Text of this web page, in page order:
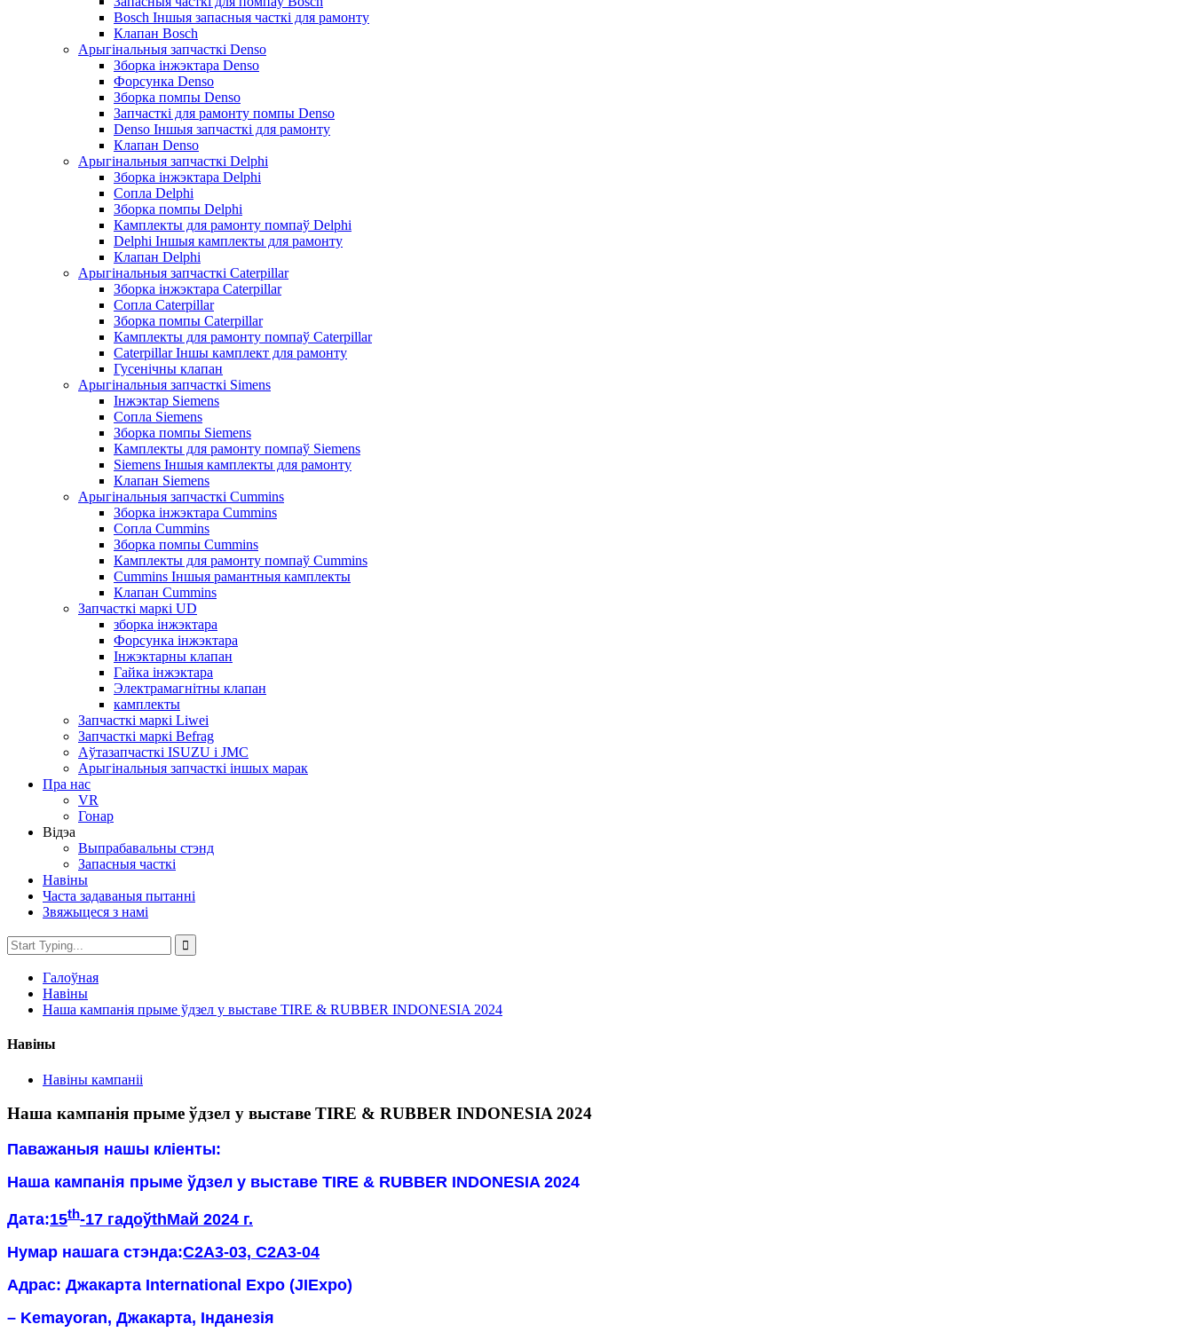
Bosch Іншыя запасныя часткі для рамонту
Клапан Bosch
Арыгінальныя запчасткі Denso
Зборка інжэктара Denso
Форсунка Denso
Зборка помпы Denso
Запчасткі для рамонту помпы Denso
Denso Іншыя запчасткі для рамонту
Клапан Denso
Арыгінальныя запчасткі Delphi
Зборка інжэктара Delphi
Сопла Delphi
Зборка помпы Delphi
Камплекты для рамонту помпаў Delphi
Delphi Іншыя камплекты для рамонту
Клапан Delphi
Арыгінальныя запчасткі Caterpillar
Зборка інжэктара Caterpillar
Сопла Caterpillar
Зборка помпы Caterpillar
Камплекты для рамонту помпаў Caterpillar
Caterpillar Іншы камплект для рамонту
Гусенічны клапан
Арыгінальныя запчасткі Simens
Інжэктар Siemens
Сопла Siemens
Зборка помпы Siemens
Камплекты для рамонту помпаў Siemens
Siemens Іншыя камплекты для рамонту
Клапан Siemens
Арыгінальныя запчасткі Cummins
Зборка інжэктара Cummins
Сопла Cummins
Зборка помпы Cummins
Камплекты для рамонту помпаў Cummins
Cummins Іншыя рамантныя камплекты
Клапан Cummins
Запчасткі маркі UD
зборка інжэктара
Форсунка інжэктара
Інжэктарны клапан
Гайка інжэктара
Электрамагнітны клапан
камплекты
Запчасткі маркі Liwei
Запчасткі маркі Befrag
Аўтазапчасткі ISUZU і JMC
Арыгінальныя запчасткі іншых марак
Пра нас
VR
Гонар
Відэа
Выпрабавальны стэнд
Запасныя часткі
Навіны
Часта задаваныя пытанні
Звяжыцеся з намі
Галоўная
Навіны
Наша кампанія прыме ўдзел у выставе TIRE & RUBBER INDONESIA 2024
Навіны
Навіны кампаніі
Наша кампанія прыме ўдзел у выставе TIRE & RUBBER INDONESIA 2024
Паважаныя нашы кліенты:
Наша кампанія прыме ўдзел у выставе TIRE & RUBBER INDONESIA 2024
Дата:15th-17 гадоўthМай 2024 г.
Нумар нашага стэнда:C2A3-03, C2A3-04
Адрас: Джакарта International Expo (JIExpo)
– Kemayoran, Джакарта, Інданезія